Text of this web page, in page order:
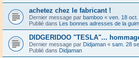
achetez chez le fabricant !
Dernier message par bamboo « ven. 18
Publié dans Les bonnes adresses de la
DIDGERIDOO "TESLA"...
Dernier message par Didjaman « sam. 28
Publié dans Didjaman